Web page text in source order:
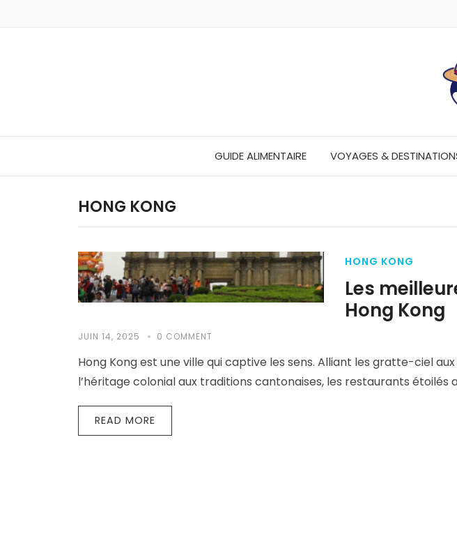
GUIDE ALIMENTAIRE VOYAGES &
HONG KONG
HONG KONG
Les
Hong Kong
JUIN 14, 2025 0 COMMENT
Hong Kong est une ville qui captive les sens. Alliant les gratte-ciel
l’héritage colonial aux traditions cantonaises, les restaurants étoilés
READ MORE